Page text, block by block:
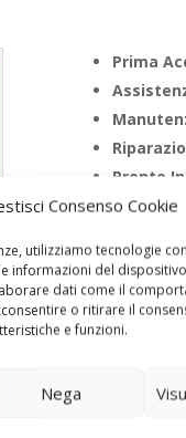
Consenso Cookie
utilizziamo tecnologie
informazioni del
dati come il
o ritirare il
e funzioni.
Nega
Prima
Pronto
Bollino
Vendita